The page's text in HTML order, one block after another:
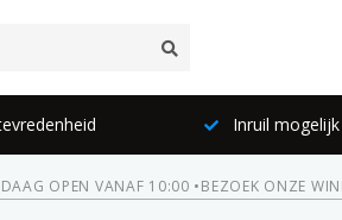
Inruil mogelijk
OPEN VANAF 10:00 •BEZOEK ONZE